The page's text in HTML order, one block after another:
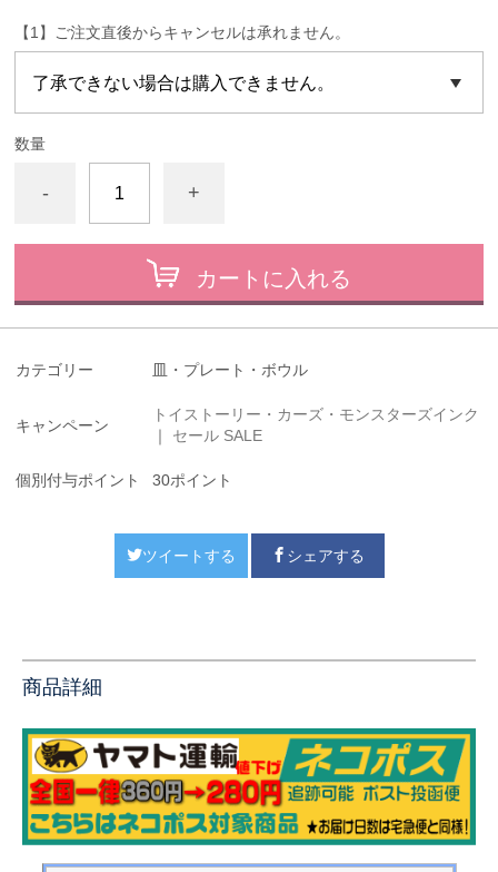
【1】ご注文直後からキャンセルは承れません。
数量
- +
カートに入れる
カテゴリー 皿・プレート・ボウル
キャンペーン
トイストーリー・カーズ・モンスターズインク
｜ セール SALE
個別付与ポイント 30ポイント
ツイートする シェアする
商品詳細